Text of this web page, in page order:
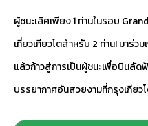
ผู้ชนะเลิศเพียง 1 ท่านในรอบ
เที่ยวเกียวโตสำหรับ 2 ท่าน! มาร่ว
แล้วก้าวสู่การเป็นผู้ชนะเพื่อบินลัด
บรรยากาศอันสวยงามที่กรุงเกียว